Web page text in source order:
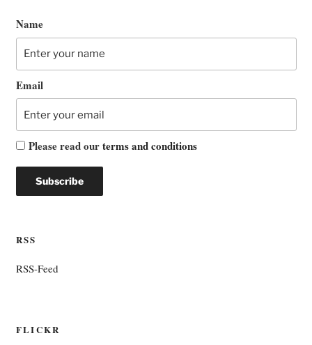
Name
Email
Please read ourterms and conditions
RSS
RSS-Feed
FLICKR